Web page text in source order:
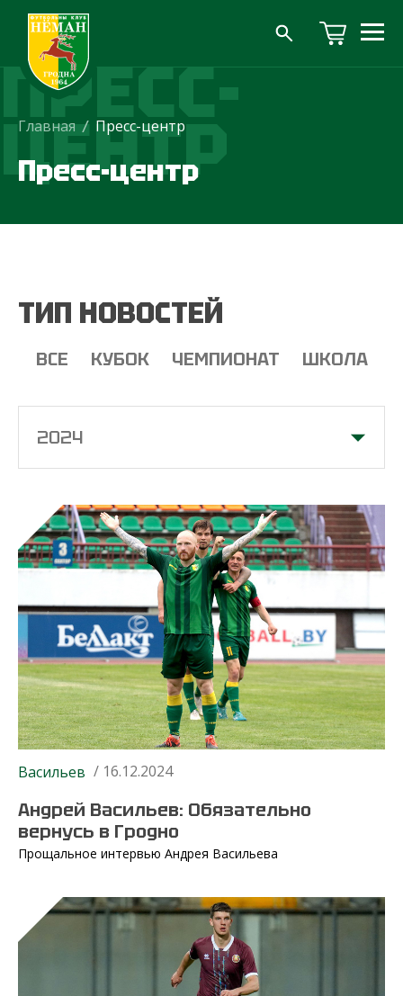
ПРЕСС-
ЦЕНТР
Главная / Пресс-центр
Пресс-центр
2024
ТИП НОВОСТЕЙ
ВСЕ КУБОК ЧЕМПИОНАТ ШКОЛА
Васильев / 16.12.2024
Андрей Васильев: Обязательно
вернусь в Гродно
Прощальное интервью Андрея Васильева